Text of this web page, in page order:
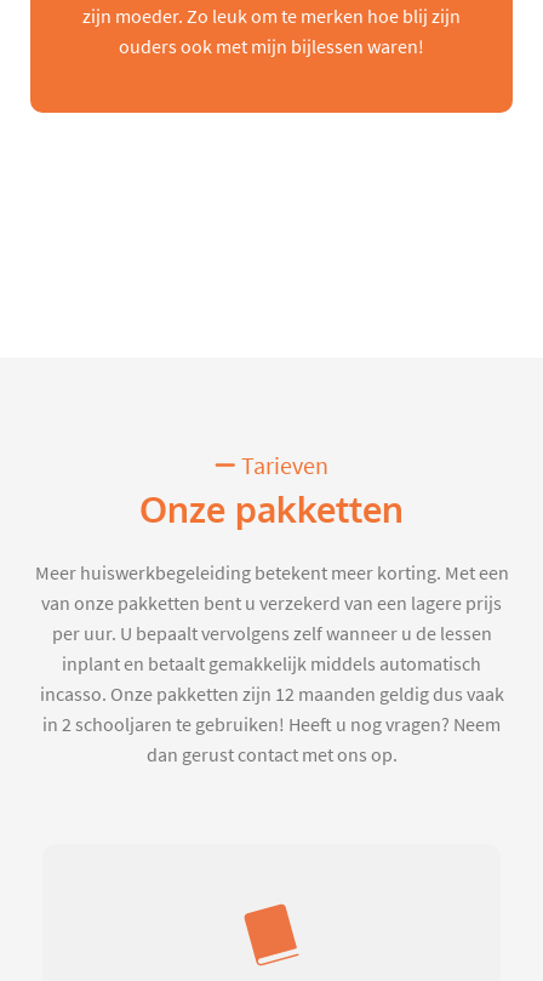
zijn moeder. Zo leuk om te merken hoe blij zijn
ouders ook met mijn bijlessen waren!
Tarieven
Onze pakketten
Meer huiswerkbegeleiding betekent meer korting. Met een
van onze pakketten bent u verzekerd van een lagere prijs
per uur. U bepaalt vervolgens zelf wanneer u de lessen
inplant en betaalt gemakkelijk middels automatisch
incasso. Onze pakketten zijn 12 maanden geldig dus vaak
in 2 schooljaren te gebruiken! Heeft u nog vragen? Neem
dan gerust contact met ons op.